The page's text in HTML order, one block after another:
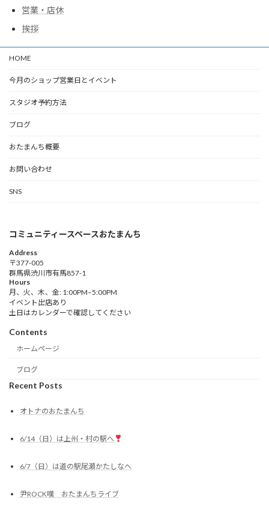
営業・店休
挨拶
HOME
今月のショップ営業日とイベント
スタジオ予約方法
ブログ
おたまんち概要
お問い合わせ
SNS
コミュニティースペースおたまんち
Address
〒377-005
群馬県渋川市有馬857-1
Hours
月、火、木、金: 1:00PM–5:00PM
イベント出店あり
土日はカレンダーで確認してください
Contents
ホームページ
ブログ
Recent Posts
オトナのおたまんち
6/14（日）は上州・村の駅へ
6/7（日）は道の駅尾瀬かたしなへ
尹ROCK嘆 おたまんちライブ